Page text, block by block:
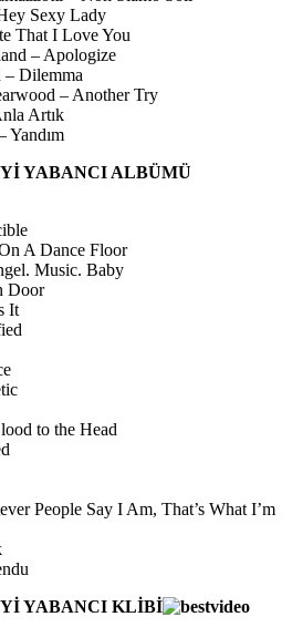
Sexy Lady
That I Love You
– Apologize
Dilemma
– Another Try
Artık
Yandım
YABANCI ALBÜMÜ
A Dance Floor
Music. Baby
Door
It
to the Head
People Say I Am, That’s What I’m
YABANCI KLİBİ